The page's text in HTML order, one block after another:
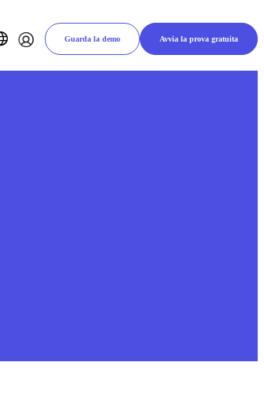
Guarda la demo Avvia la prova gratuita